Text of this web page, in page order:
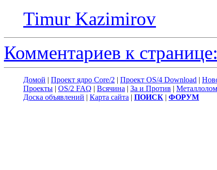
Timur Kazimirov
Комментариев к
Домой | Проект ядро Core/2 | Проект OS/4 Download |
Проекты | OS/2 FAQ | Всячина | За и Против | Металлолом
Доска объявлений | Карта сайта | ПОИСК | ФОРУМ